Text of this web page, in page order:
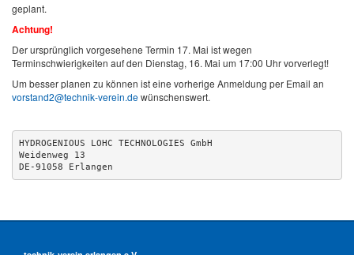
geplant.
Achtung!
Der ursprünglich vorgesehene Termin 17. Mai ist wegen
Terminschwierigkeiten auf den Dienstag, 16. Mai um 17:00 Uhr vorverlegt!
Um besser planen zu können ist eine vorherige Anmeldung per Email an
vorstand2@technik-verein.dewünschenswert.
HYDROGENIOUS LOHC TECHNOLOGIES GmbH
Weidenweg 13
DE-91058 Erlangen